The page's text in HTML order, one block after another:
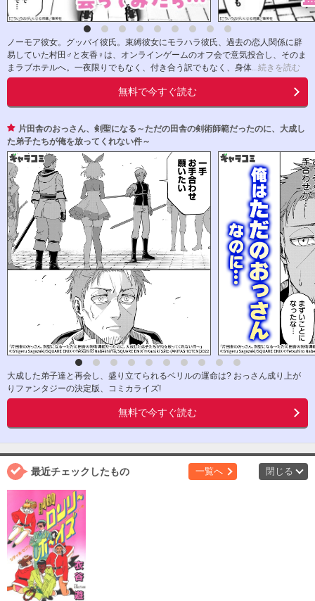
ノーモア彼女。グッバイ彼氏。束縛彼女にモラハラ彼氏、過去の恋人関係に辟
易していた村田♂と友香♀は、オンラインゲームのオフ会で意気投合し、そのま
まラブホテルへ。一夜限りでもなく、付き合う訳でもなく、身体 ...続きを読む
無料で今すぐ読む
片田舎のおっさん、剣聖になる～ただの田舎の剣術師範だったのに、大成し
た弟子たちが俺を放ってくれない件～
大成した弟子達と再会し、盛り立てられるベリルの運命は? おっさん成り上が
りファンタジーの決定版、コミカライズ!
無料で今すぐ読む
最近チェックしたもの 一覧へ 閉じる